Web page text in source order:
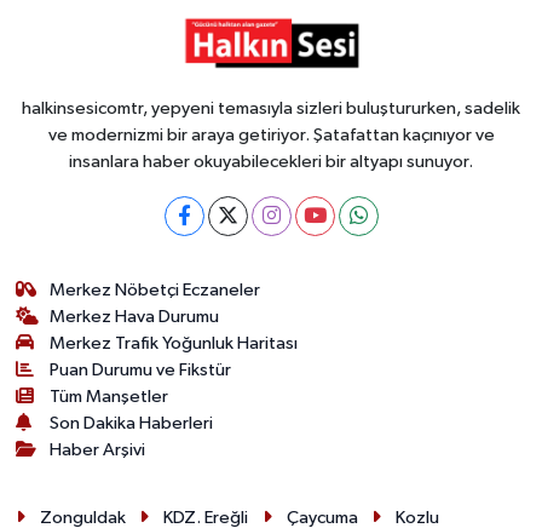
halkinsesicomtr, yepyeni temasıyla sizleri buluştururken, sadelik
ve modernizmi bir araya getiriyor. Şatafattan kaçınıyor ve
insanlara haber okuyabilecekleri bir altyapı sunuyor.
Merkez Nöbetçi Eczaneler
Merkez Hava Durumu
Merkez Trafik Yoğunluk Haritası
Puan Durumu ve Fikstür
Tüm Manşetler
Son Dakika Haberleri
Haber Arşivi
Zonguldak KDZ. Ereğli Çaycuma Kozlu